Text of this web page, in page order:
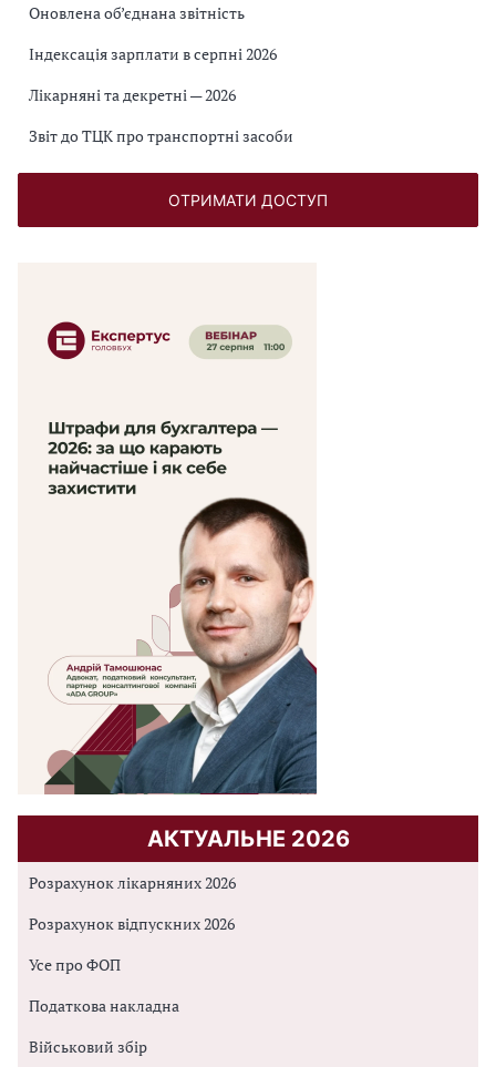
Оновлена об’єднана звітність
Індексація зарплати в серпні 2026
Лікарняні та декретні — 2026
Звіт до ТЦК про транспортні засоби
ОТРИМАТИ ДОСТУП
АКТУАЛЬНЕ 2026
Розрахунок лікарняних 2026
Розрахунок відпускних 2026
Усе про ФОП
Податкова накладна
Військовий збір